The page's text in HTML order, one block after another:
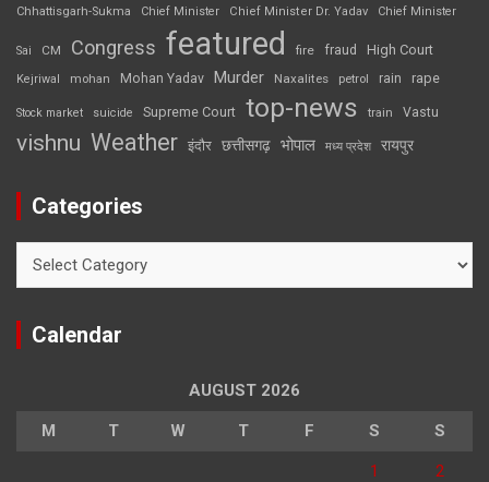
Chhattisgarh-Sukma Chief Minister Chief Minister Dr. Yadav Chief Minister
Sai CM Congress featured fire fraud High Court
Kejriwal mohan Mohan Yadav Murder Naxalites petrol rain rape
Stock market suicide Supreme Court top-news train Vastu
vishnu Weather इंदौर छत्तीसगढ़ भोपाल मध्य प्रदेश रायपुर
Categories
Calendar
AUGUST 2026
M T W T F S S
1 2